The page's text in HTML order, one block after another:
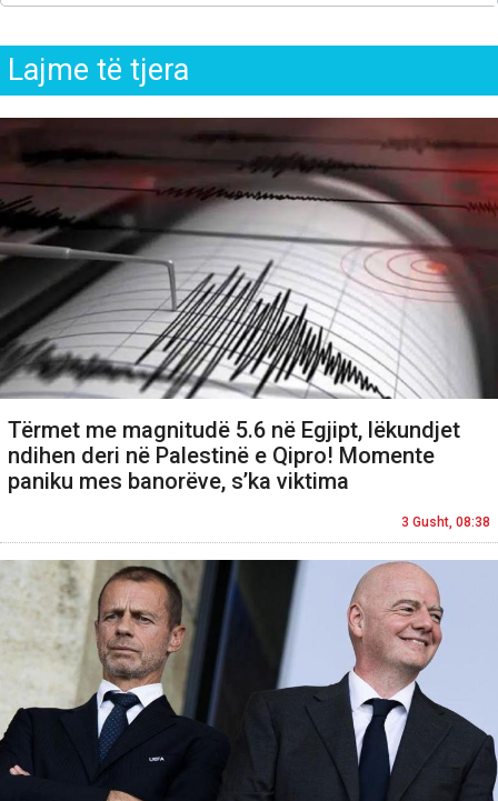
Lajme të tjera
Tërmet me magnitudë 5.6 në Egjipt, lëkundjet
ndihen deri në Palestinë e Qipro! Momente
paniku mes banorëve, s’ka viktima
3 Gusht, 08:38